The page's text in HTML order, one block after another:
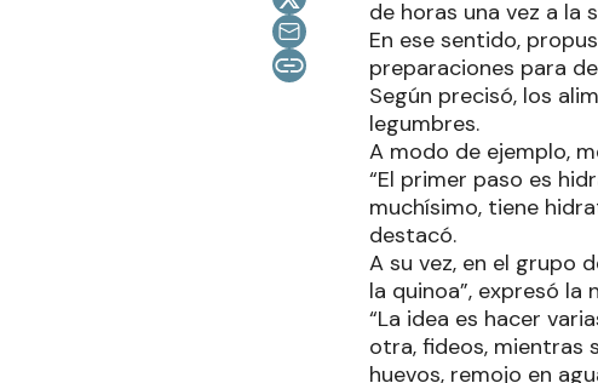
de horas una vez a la
En ese sentido,
preparaciones para
Según precisó, los
legumbres.
A modo de ejemplo,
“El primer paso es
muchísimo, tiene
destacó.
A su vez, en el grupo
la quinoa”, expresó la
“La idea es hacer
otra, fideos, mientras
huevos, remojo en